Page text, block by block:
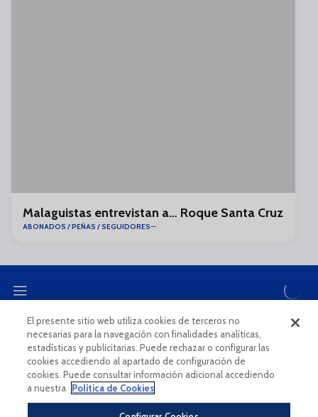
Malaguistas entrevistan a… Roque Santa Cruz
ABONADOS / PEÑAS / SEGUIDORES
CANAL ÉTICO
El presente sitio web utiliza cookies de terceros no
necesarias para la navegación con finalidades analíticas,
estadísticas y publicitarias. Puede rechazar o configurar las
cookies accediendo al apartado de configuración de
cookies. Puede consultar información adicional accediendo
a nuestra
Política de Cookies